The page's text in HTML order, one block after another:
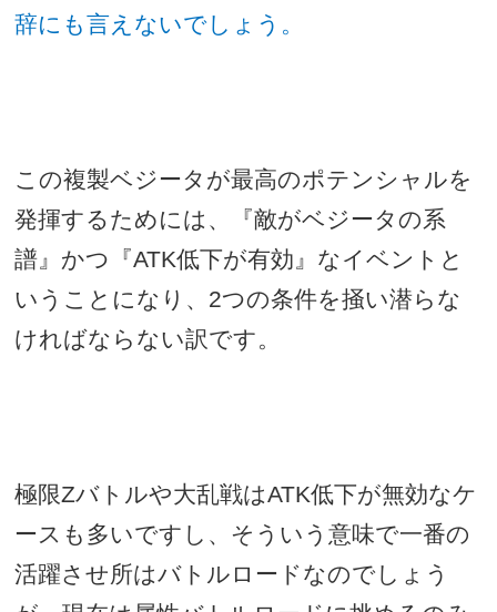
辞にも言えないでしょう。
この複製ベジータが最高のポテンシャルを
発揮するためには、『敵がベジータの系
譜』かつ『ATK低下が有効』なイベントと
いうことになり、 2つの条件を掻い潜らな
ければならない訳です。
極限Zバトルや大乱戦はATK低下が無効なケ
ースも多いですし、そういう意味で一番の
活躍させ所はバトルロードなのでしょう